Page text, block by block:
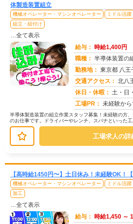
体製造装置組立
機械オペレーター・マシンオペレーター ミドル活躍
組立・組付け
…全て表示
給与： 時給1,400円
職種： 半導体装置の
勤務地： 東京都 八王
交通アクセス： 北八
休日・休暇： 土・日・祝★年間休日126
工場PR： 未経験からでも安心！充実のサポート
半導体製造装置の組立作業スタッフ募集！未経験の
のお仕事です。ドライバーやレンチ、スパナといった
業を進めていきます。→ 研修がある...
工場求人の詳
【高時給1450円〜】土日休み！未経験OK！
機械オペレーター・マシンオペレーター ミドル活躍
加工
…全て表示
給与： 時給1,450 ～